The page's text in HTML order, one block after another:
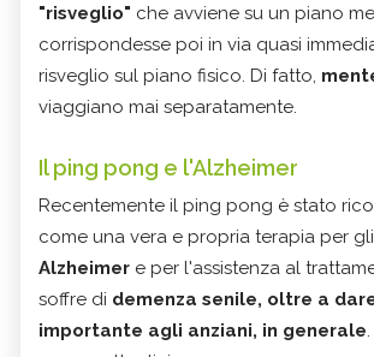
"risveglio" che avviene su un piano
corrispondesse poi in via quasi
risveglio sul piano fisico. Di fatto,
viaggiano mai separatamente.
Il ping pong e l'Alzheimer
Recentemente il ping pong è stato
come una vera e propria terapia per
Alzheimer e per l'assistenza al
soffre di demenza senile, oltre a
importante agli anziani, in generale.